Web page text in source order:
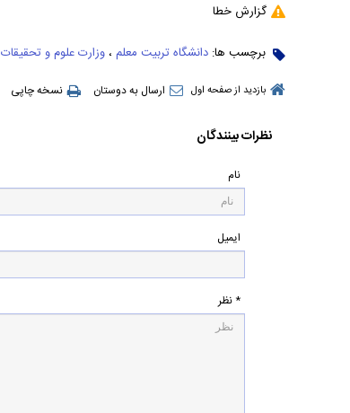
گزارش خطا
برچسب ها: دانشگاه تربیت معلم ، وزارت علوم و تحقیقات
بازدید از صفحه اول ارسال به دوستان نسخه چاپی
نظرات بینندگان
نام
ایمیل
* نظر